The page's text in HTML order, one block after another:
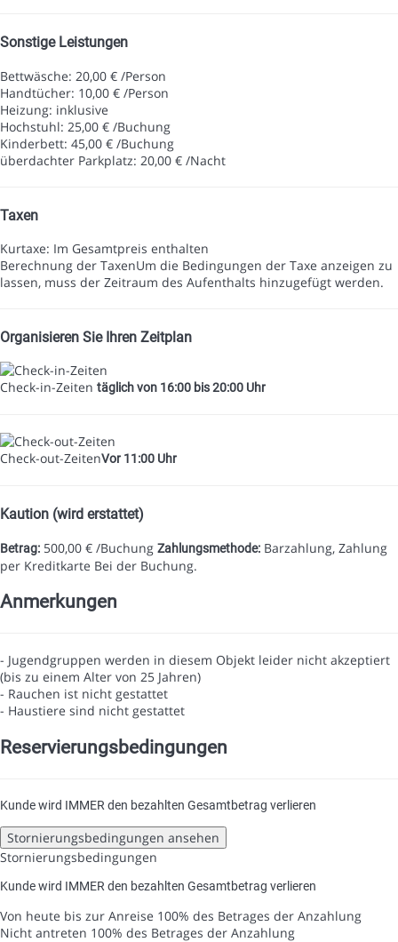
Sonstige Leistungen
Bettwäsche: 20,00 € /Person
Handtücher: 10,00 € /Person
Heizung: inklusive
Hochstuhl: 25,00 € /Buchung
Kinderbett: 45,00 € /Buchung
überdachter Parkplatz: 20,00 € /Nacht
Taxen
Kurtaxe: Im Gesamtpreis enthalten
Berechnung der TaxenUm die Bedingungen der Taxe anzeigen zu
lassen, muss der Zeitraum des Aufenthalts hinzugefügt werden.
Organisieren Sie Ihren Zeitplan
Check-in-Zeiten täglich von 16:00 bis 20:00 Uhr
Check-out-ZeitenVor 11:00 Uhr
Kaution (wird erstattet)
Betrag: 500,00 € /Buchung Zahlungsmethode: Barzahlung, Zahlung
per Kreditkarte Bei der Buchung.
Anmerkungen
- Jugendgruppen werden in diesem Objekt leider nicht akzeptiert
(bis zu einem Alter von 25 Jahren)
- Rauchen ist nicht gestattet
- Haustiere sind nicht gestattet
Reservierungsbedingungen
Kunde wird IMMER den bezahlten Gesamtbetrag verlieren
Stornierungsbedingungen ansehen
Stornierungsbedingungen
Kunde wird IMMER den bezahlten Gesamtbetrag verlieren
Von heute bis zur Anreise 100% des Betrages der Anzahlung
Nicht antreten 100% des Betrages der Anzahlung